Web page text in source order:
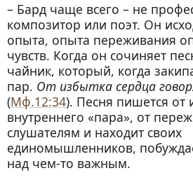
– Бард чаще всего – не
композитор или поэт. Он
опыта, опыта переживания
чувств. Когда он сочиняет
чайник, который, когда
пар. От избытка сердца
(Мф.12:34). Песня пишется от
внутреннего «пара», от
слушателям и находит своих
единомышленников,
над чем-то важным.